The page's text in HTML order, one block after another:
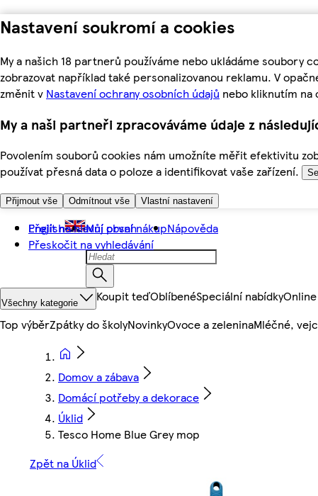
Nastavení soukromí a cookies
My a našich 18 partnerů používáme nebo ukládáme soubory
zobrazovat například také personalizovanou reklamu. V
změnit v Nastavení ochrany osobních údajů nebo kliknutím na
My a naši partneři zpracováváme údaje z
Povolením souborů cookies nám umožníte měřit efektivitu
používat přesná data o poloze a identifikovat vaše zařízení.
Přijmout vše Odmítnout vše Vlastní nastavení
Přejít na hlavní obsah
Přeskočit na vyhledávání
English Můj první nákupNápověda
Všechny kategorie Koupit teďOblíbenéSpeciální nabídky
Top výběrZpátky do školyNovinkyOvoce a zeleninaMléčné,
Domov a zábava
Domácí potřeby a dekorace
Úklid
Tesco Home Blue Grey mop
Zpět na Úklid